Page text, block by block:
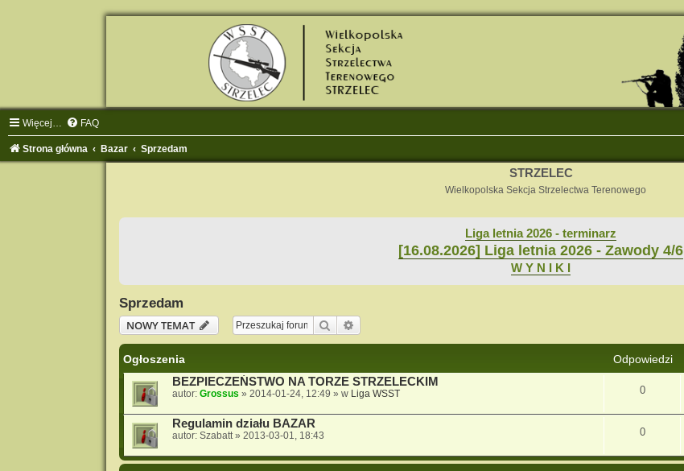
Więcej… FAQ
Strona główna Bazar Sprzedam
STRZELEC
Wielkopolska Sekcja Strzelectwa Terenowego
Liga letnia 2026 - terminarz
[16.08.2026] Liga letnia 2026 - Zawody 4/6
W Y N I K I
Sprzedam
NOWY TEMAT
Szukaj
Ogłoszenia Odpowiedzi
BEZPIECZEŃSTWO NA TORZE STRZELECKIM
autor: Grossus » 2014-01-24, 12:49 » w Liga WSST 0
Regulamin działu BAZAR
autor: Szabatt» 2013-03-01, 18:43 0